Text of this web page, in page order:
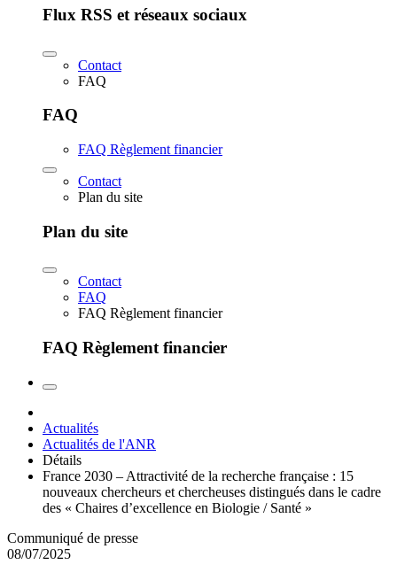
Flux RSS et réseaux sociaux
Contact
FAQ
FAQ
FAQ Règlement financier
Contact
Plan du site
Plan du site
Contact
FAQ
FAQ Règlement financier
FAQ Règlement financier
Actualités
Actualités de l'ANR
Détails
France 2030 – Attractivité de la recherche française : 15
nouveaux chercheurs et chercheuses distingués dans le cadre
des « Chaires d’excellence en Biologie / Santé »
Communiqué de presse
08/07/2025